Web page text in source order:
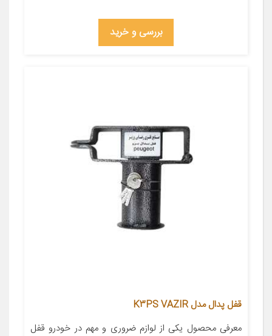
بررسی و خرید
قفل پدال مدل K3PS VAZIR
معرفی محصول یکی از لوازم ضروری و مهم در خودرو قفل